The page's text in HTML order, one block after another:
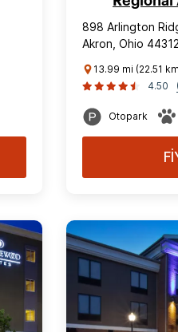
898 Arlington
Akron, Ohio
13.99 mi (22.51
4.50
Otopark